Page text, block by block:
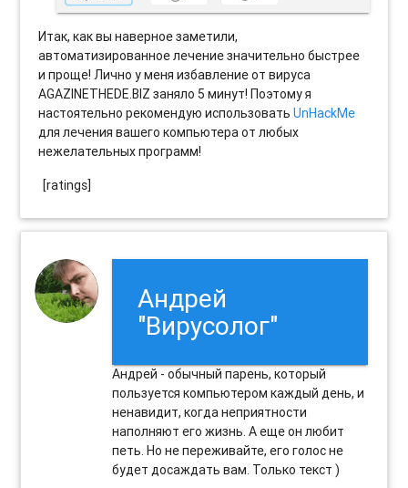
Итак, как вы наверное заметили,
автоматизированное лечение значительно быстрее
и проще! Лично у меня избавление от вируса
AGAZINETHEDE.BIZ заняло 5 минут! Поэтому я
настоятельно рекомендую использоватьUnHackMe
для лечения вашего компьютера от любых
нежелательных программ!
[ratings]
Андрей
"Вирусолог"
Андрей - обычный парень, который
пользуется компьютером каждый день, и
ненавидит, когда неприятности
наполняют его жизнь. А еще он любит
петь. Но не переживайте, его голос не
будет досаждать вам. Только текст )